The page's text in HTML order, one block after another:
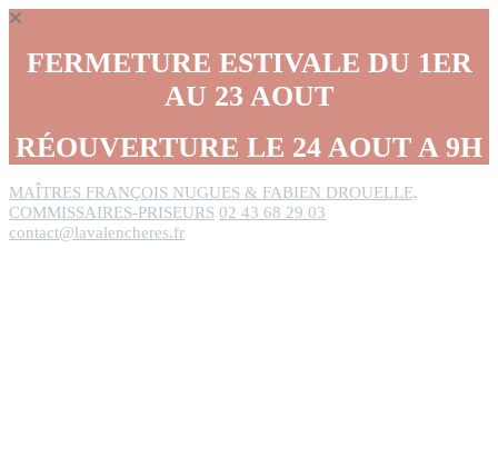
FERMETURE ESTIVALE DU 1ER
AU 23 AOUT
RÉOUVERTURE LE 24 AOUT A 9H
MAÎTRES FRANÇOIS NUGUES & FABIEN DROUELLE,
COMMISSAIRES-PRISEURS 02 43 68 29 03
contact@lavalencheres.fr
Panneau de gestion des cookies